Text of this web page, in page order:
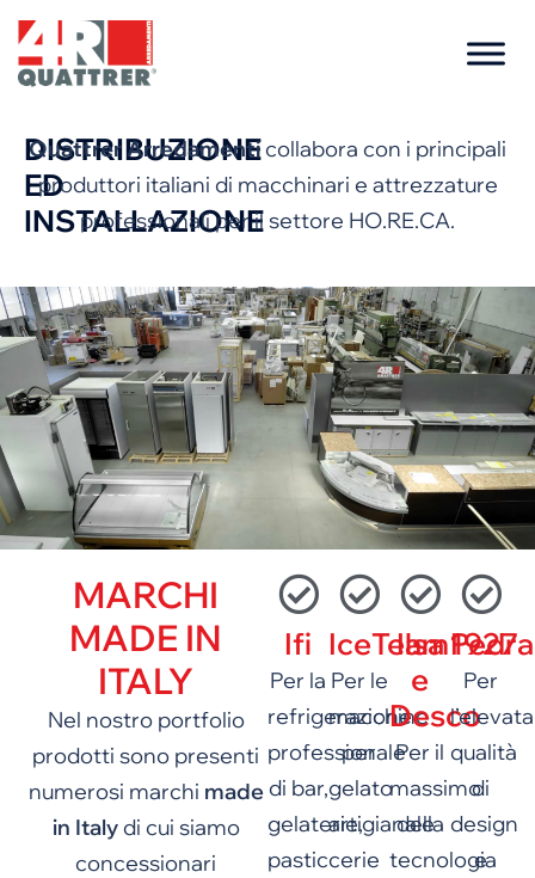
DISTRIBUZIONE
ED
INSTALLAZIONE
Quattrer Arredamenticollabora con i principali
produttori italiani di macchinari e attrezzature
professionali per il settore HO.RE.CA.
MARCHI
MADE IN
ITALY
Nel nostro portfolio
prodotti sono presenti
numerosi marchi made
in Italydi cui siamo
concessionari
Ifi
Per la
refrigerazione
professionale
di bar,
gelaterie,
pasticcerie
IceTeam1927
Per le
macchine
per
gelato
artigianale
Ilsa
e
Desco
Per il
massimo
della
tecnologia
Per
l’elevata
qualità
di
design
e